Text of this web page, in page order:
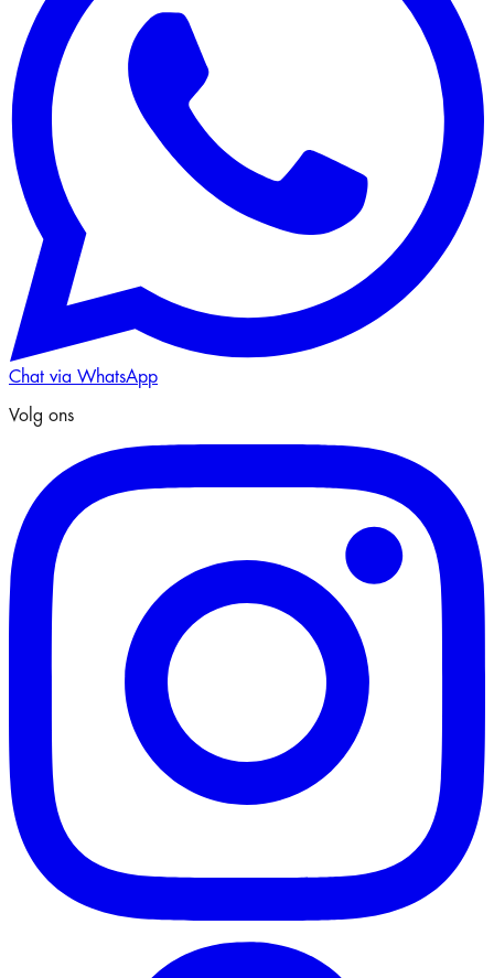
Chat via WhatsApp
Volg ons